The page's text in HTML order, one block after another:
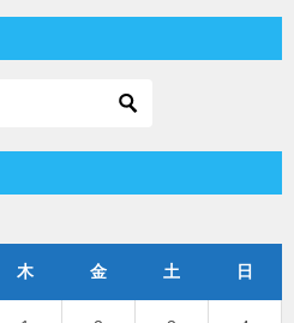
木 金 土 日